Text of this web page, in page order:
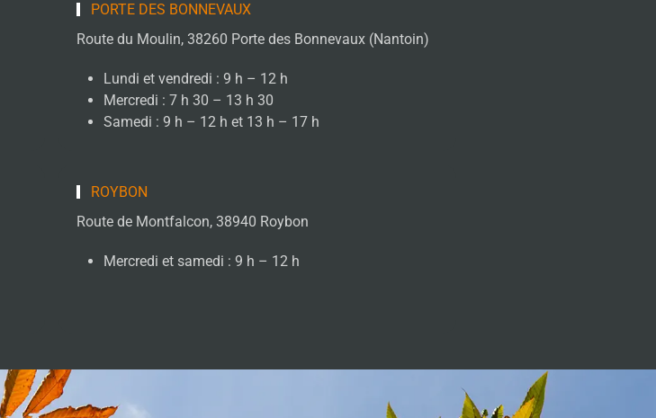
PORTE DES BONNEVAUX
Route du Moulin, 38260 Porte des Bonnevaux (Nantoin)
Lundi et vendredi : 9 h – 12 h
Mercredi : 7 h 30 – 13 h 30
Samedi : 9 h – 12 h et 13 h – 17 h
ROYBON
Route de Montfalcon, 38940 Roybon
Mercredi et samedi : 9 h – 12 h